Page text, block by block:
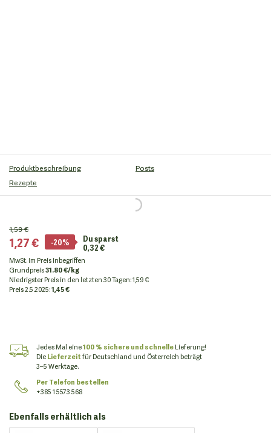
Produktbeschreibung
Posts
Rezepte
1,59 €
1,27 € -20%
Du sparst
0,32 €
MwSt. im Preis inbegriffen
Grundpreis31.80 €/kg
Niedrigster Preis in den letzten 30 Tagen:1,59 €
Preis2.5.2025:1,45 €
Jedes Mal eine100 % sichere und schnelleLieferung!
DieLieferzeitfür Deutschland und Österreich beträgt
3–5 Werktage.
Per Telefon bestellen
+385 1 5573 568
Ebenfalls erhältlich als